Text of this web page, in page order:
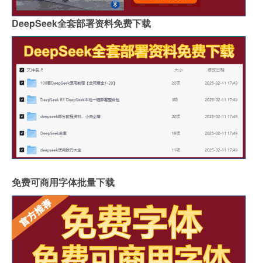
DeepSeek全套部署资料免费下载
免费可商用字体批量下载